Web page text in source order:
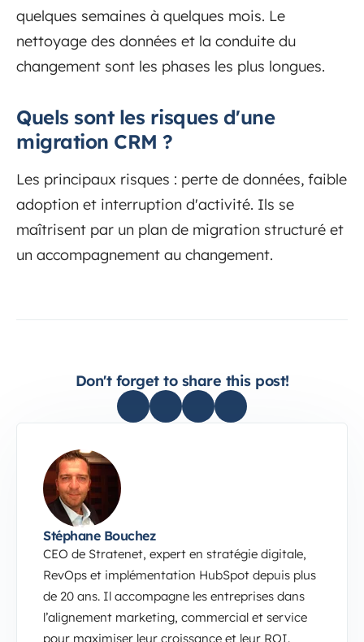
quelques semaines à quelques mois. Le
nettoyage des données et la conduite du
changement sont les phases les plus longues.
Quels sont les risques d'une
migration CRM ?
Les principaux risques : perte de données, faible
adoption et interruption d'activité. Ils se
maîtrisent par un plan de migration structuré et
un accompagnement au changement.
Don't forget to share this post!
Stéphane Bouchez
CEO de Stratenet, expert en stratégie digitale,
RevOps et implémentation HubSpot depuis plus
de 20 ans. Il accompagne les entreprises dans
l’alignement marketing, commercial et service
pour maximiser leur croissance et leur ROI.